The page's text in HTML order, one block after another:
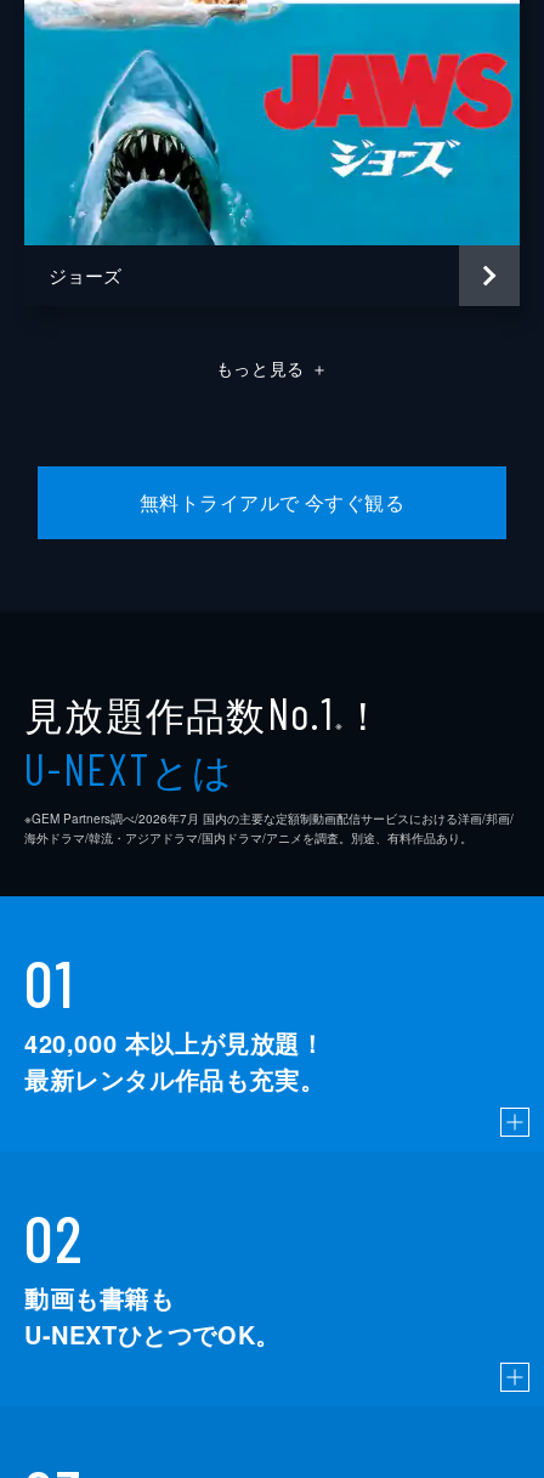
ジョーズ
もっと見る ＋
無料トライアルで 今すぐ観る
見放題作品数No.1 ※ ！
U-NEXTとは
※GEM Partners調べ/2026年7⽉ 国内の主要な定額制動画配信サービスにおける洋画/邦画/
海外ドラマ/韓流・アジアドラマ/国内ドラマ/アニメを調査。別途、有料作品あり。
01
420,000 本以上が見放題！
最新レンタル作品も充実。
02
動画も書籍も
U-NEXTひとつでOK。